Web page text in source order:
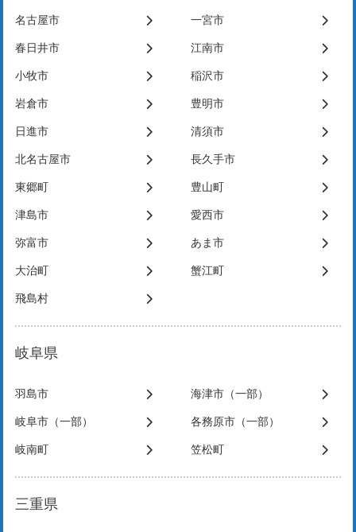
名古屋市 一宮市
春日井市 江南市
小牧市 稲沢市
岩倉市 豊明市
日進市 清須市
北名古屋市 長久手市
東郷町 豊山町
津島市 愛西市
弥富市 あま市
大治町 蟹江町
飛島村
岐阜県
羽島市 海津市（一部）
岐阜市（一部） 各務原市（一部）
岐南町 笠松町
三重県